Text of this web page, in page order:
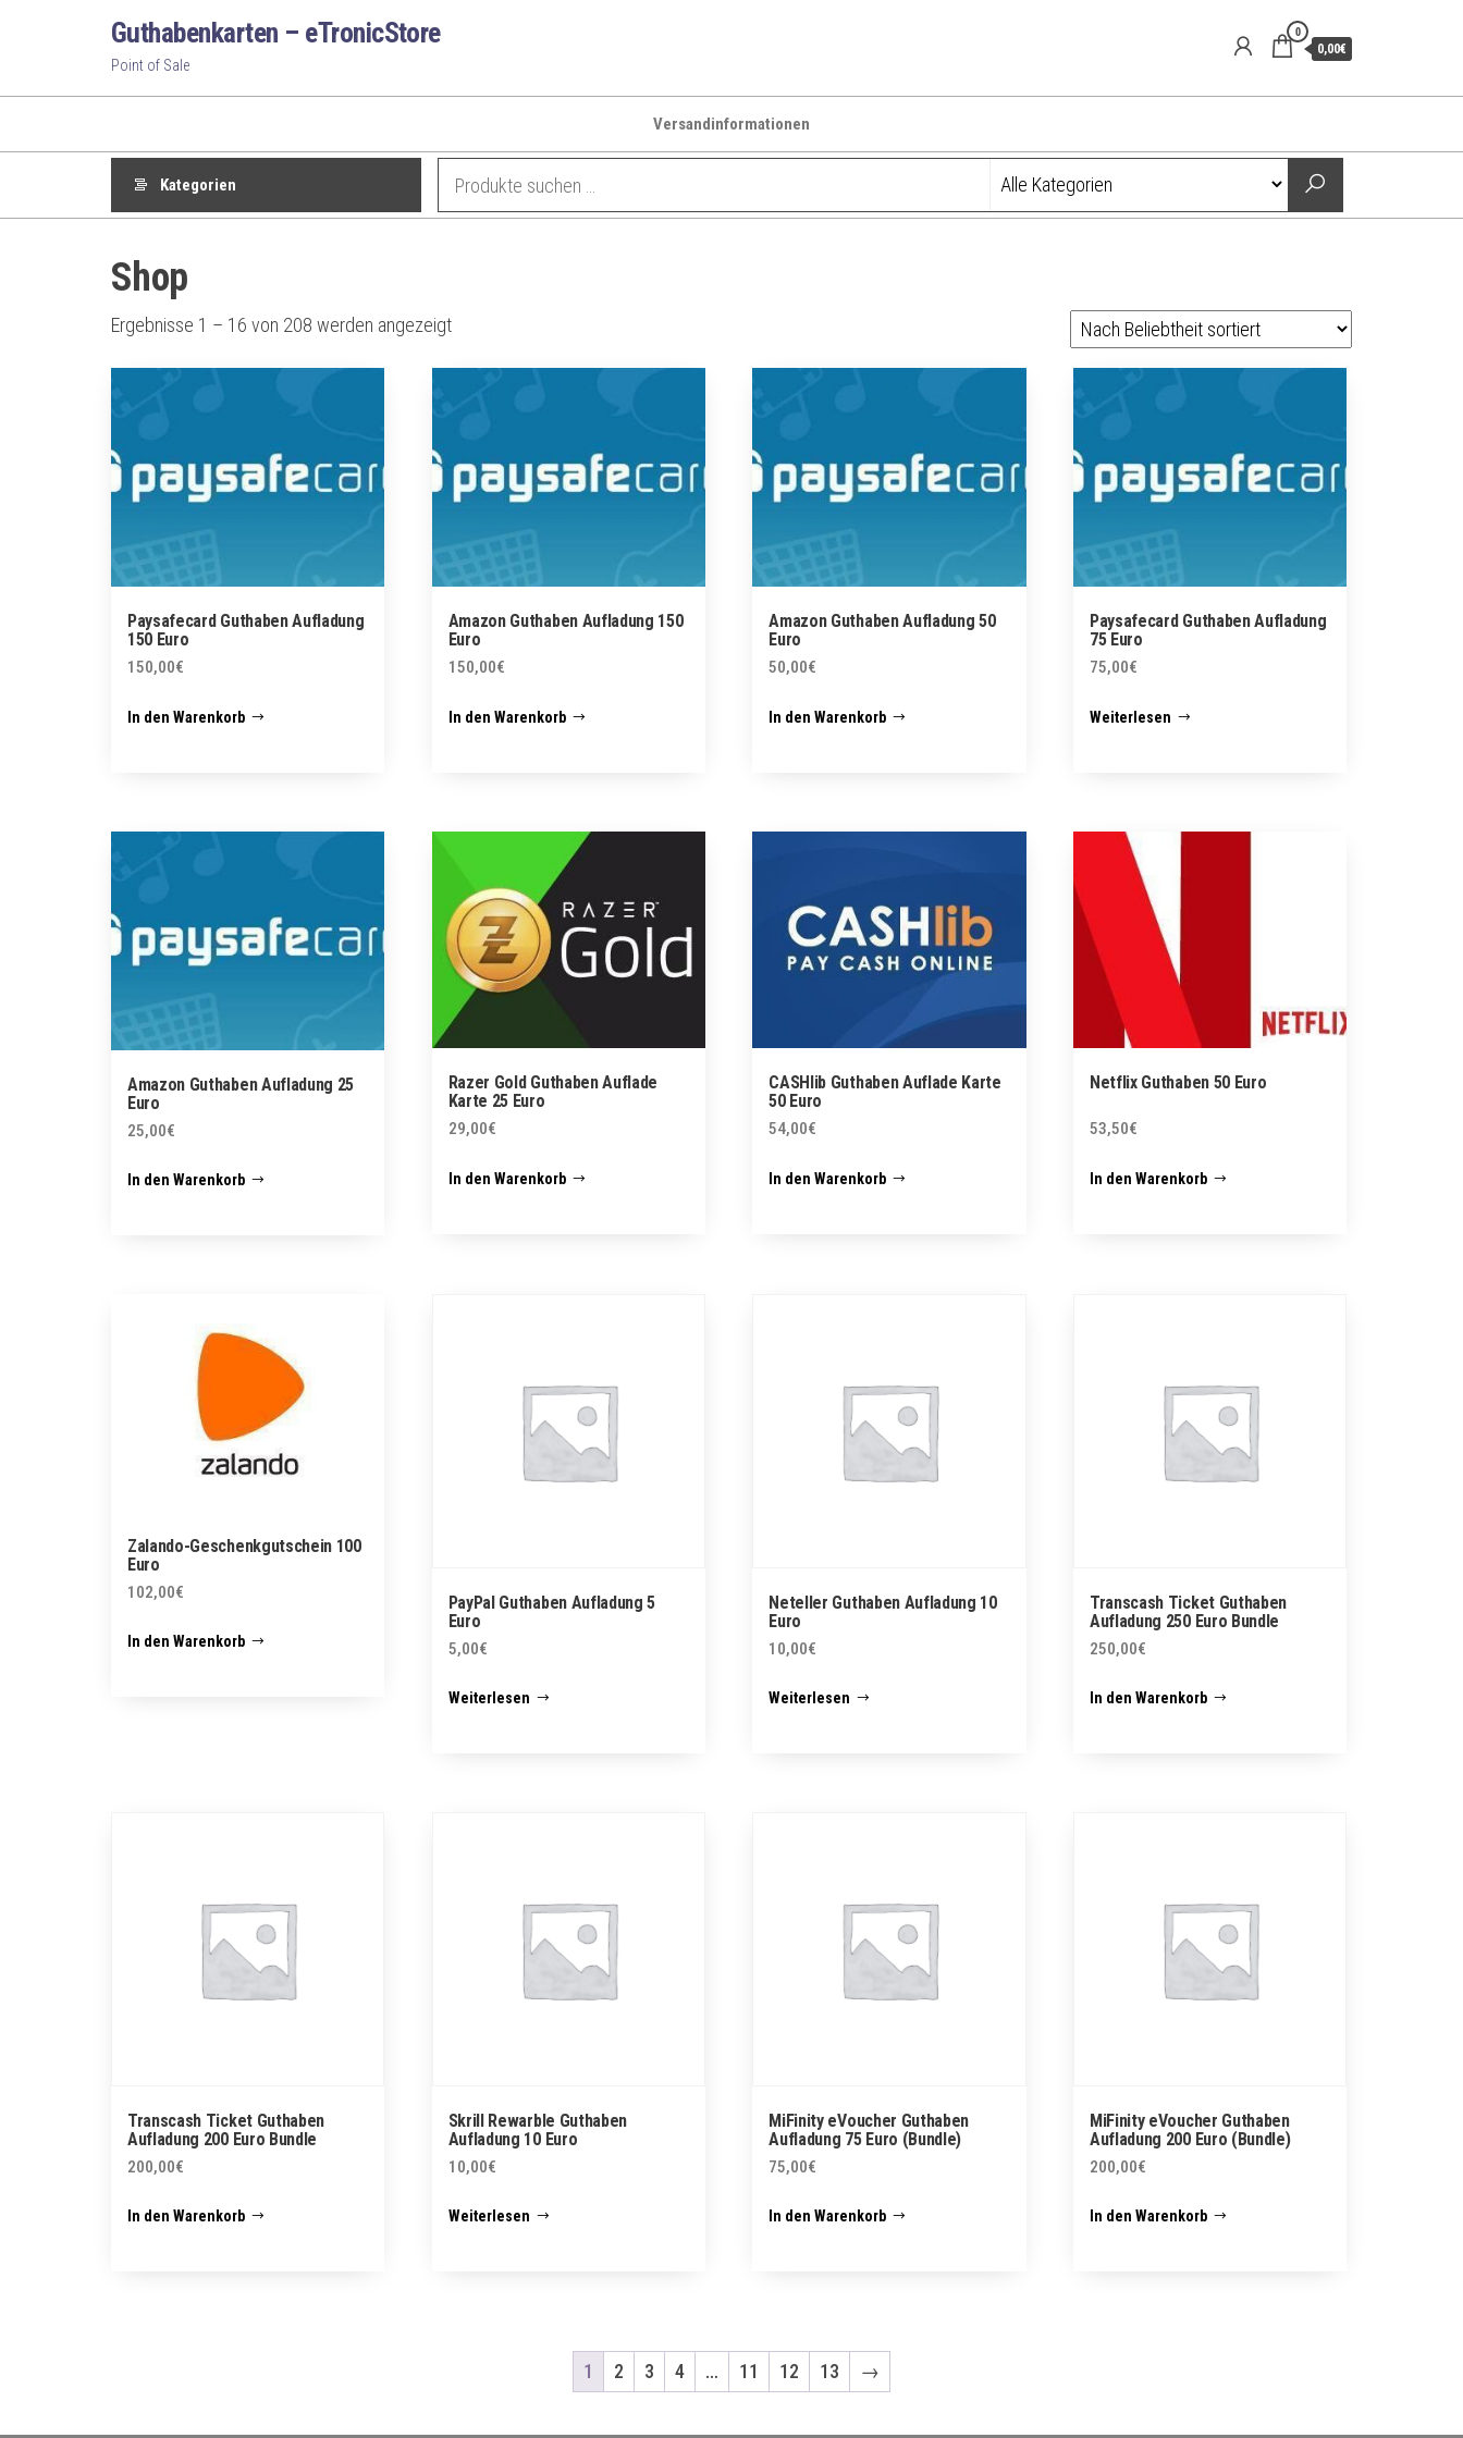
Guthabenkarten – eTronicStore
Point of Sale
0
0,00€
Versandinformationen
Kategorien
Shop
Ergebnisse 1 – 16 von 208 werden angezeigtNach
Paysafecard Guthaben Aufladung
150 Euro
150,00€
In den Warenkorb
Amazon Guthaben Aufladung 150
Euro
150,00€
In den Warenkorb
Amazon Guthaben Aufladung 50
Euro
50,00€
In den Warenkorb
Paysafecard Guthaben Aufladung
75 Euro
75,00€
Weiterlesen
Amazon Guthaben Aufladung 25
Euro
25,00€
In den Warenkorb
Razer Gold Guthaben Auflade
Karte 25 Euro
29,00€
In den Warenkorb
CASHlib Guthaben Auflade Karte
50 Euro
54,00€
In den Warenkorb
Netflix Guthaben 50 Euro
53,50€
In den Warenkorb
Zalando-Geschenkgutschein 100
Euro
102,00€
In den Warenkorb
PayPal Guthaben Aufladung 5
Euro
5,00€
Weiterlesen
Neteller Guthaben Aufladung 10
Euro
10,00€
Weiterlesen
Transcash Ticket Guthaben
Aufladung 250 Euro Bundle
250,00€
In den Warenkorb
Transcash Ticket Guthaben
Aufladung 200 Euro Bundle
200,00€
In den Warenkorb
Skrill Rewarble Guthaben
Aufladung 10 Euro
10,00€
Weiterlesen
MiFinity eVoucher Guthaben
Aufladung 75 Euro (Bundle)
75,00€
In den Warenkorb
MiFinity eVoucher Guthaben
Aufladung 200 Euro (Bundle)
200,00€
In den Warenkorb
1 2 3 4 … 11 12 13 →